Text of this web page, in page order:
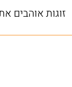
זוגות אוהבים